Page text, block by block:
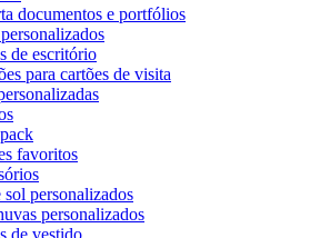
documentos e portfólios
de escritório
para cartões de visita
favoritos
personalizados
personalizados
de vestido